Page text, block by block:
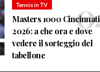
Tennis in TV
Masters 1000 Cincinnati
2026: a che ora e dove
vedere il sorteggio del
tabellone